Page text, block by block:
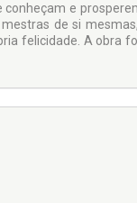
e
de si
felicidade. A obra